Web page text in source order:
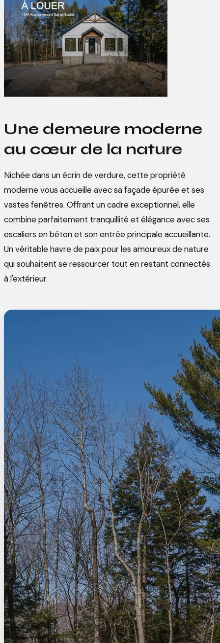
Une demeure moderne
au cœur de la nature
Nichée dans un écrin de verdure, cette propriété
moderne vous accueille avec sa façade épurée et ses
vastes fenêtres. Offrant un cadre exceptionnel, elle
combine parfaitement tranquillité et élégance avec ses
escaliers en béton et son entrée principale accueillante.
Un véritable havre de paix pour les amoureux de nature
qui souhaitent se ressourcer tout en restant connectés
à l'extérieur.